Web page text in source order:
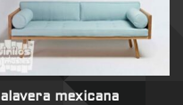
mexicana